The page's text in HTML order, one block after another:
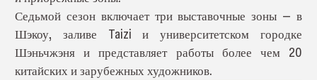
Седьмой сезон включает три выставочные зоны — в
Шэкоу, заливе Taizi и университетском городке
Шэньчжэня и представляет работы более чем 20
китайских и зарубежных художников.